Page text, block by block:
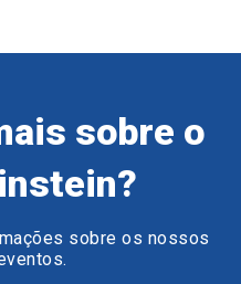
sobre o
sobre os nossos